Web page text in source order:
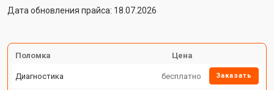
Дата обновления прайса: 18.07.2026
Поломка Цена
Диагностика бесплатно Заказать